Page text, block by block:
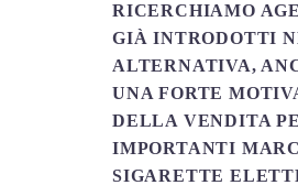
RICERCHIAMO
GIÀ INTRODOTTI
ALTERNATIVA,
UNA FORTE
DELLA VENDITA
IMPORTANTI
SIGARETTE